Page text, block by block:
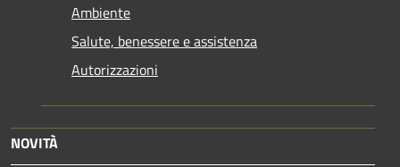
Ambiente
Salute, benessere e assistenza
Autorizzazioni
NOVITÀ